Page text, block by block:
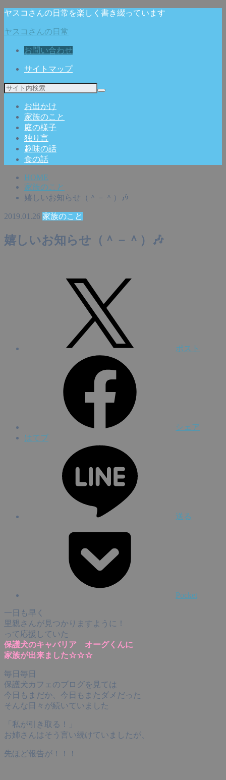
ヤスコさんの日常を楽しく書き綴っています
ヤスコさんの日常
お問い合わせ
サイトマップ
お出かけ
家族のこと
庭の様子
独り言
趣味の話
食の話
HOME
家族のこと
嬉しいお知らせ（＾－＾）🎶
2019.01.26 家族のこと
嬉しいお知らせ（＾－＾）🎶
ポスト
シェア
はてブ
送る
Pocket
一日も早く
里親さんが見つかりますように！
って応援していた
保護犬のキャバリア オーグくんに
家族が出来ました☆☆☆
毎日毎日
保護犬カフェのブログを見ては
今日もまだか、今日もまたダメだった
そんな日々が続いていました
「私が引き取る！」
お姉さんはそう言い続けていましたが、
先ほど報告が！！！